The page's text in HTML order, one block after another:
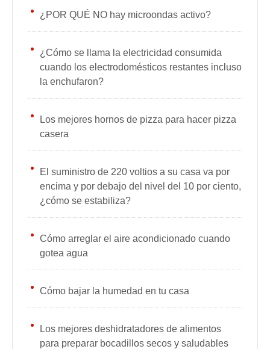
¿POR QUÉ NO hay microondas activo?
¿Cómo se llama la electricidad consumida
cuando los electrodomésticos restantes incluso
la enchufaron?
Los mejores hornos de pizza para hacer pizza
casera
El suministro de 220 voltios a su casa va por
encima y por debajo del nivel del 10 por ciento,
¿cómo se estabiliza?
Cómo arreglar el aire acondicionado cuando
gotea agua
Cómo bajar la humedad en tu casa
Los mejores deshidratadores de alimentos
para preparar bocadillos secos y saludables